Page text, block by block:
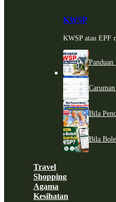
KWSP
KWSP atau EPF
Bila
Bila
Travel
Shopping
Agama
Kesihatan